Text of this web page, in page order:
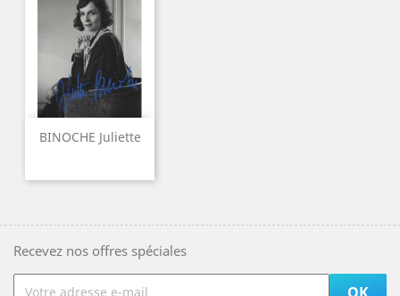
BINOCHE Juliette
Recevez nos offres spéciales